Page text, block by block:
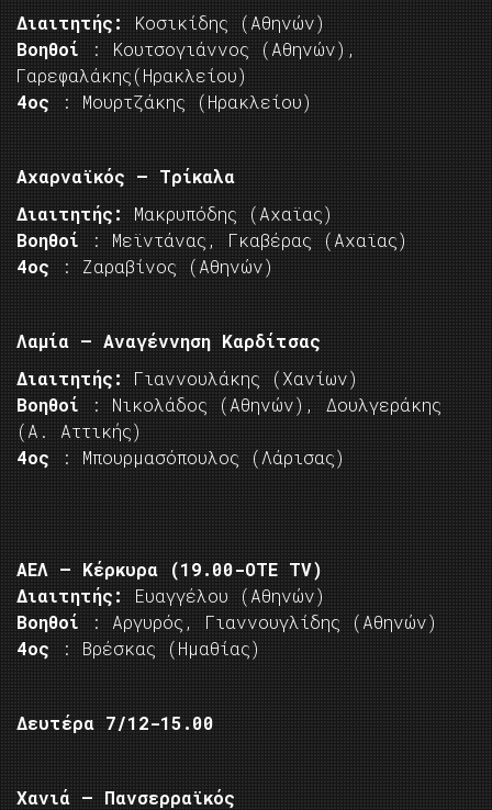
Διαιτητής:
Κοσικίδης (Αθηνών)
Βοηθοί : Κουτσογιάννος (Αθηνών),
Γαρεφαλάκης(Ηρακλείου)
4ος : Μουρτζάκης (Ηρακλείου)
Αχαρναϊκός – Τρίκαλα
Διαιτητής:
Μακρυπόδης (Αχαϊας)
Βοηθοί : Μεϊντάνας, Γκαβέρας (Αχαϊας)
4ος : Ζαραβίνος (Αθηνών)
Λαμία – Αναγέννηση Καρδίτσας
Διαιτητής:
Γιαννουλάκης (Χανίων)
Βοηθοί : Νικολάδος (Αθηνών), Δουλγεράκης
(Α. Αττικής)
4ος : Μπουρμασόπουλος (Λάρισας)
ΑΕΛ – Κέρκυρα (19.00-ΟΤΕ TV)
Διαιτητής:
Ευαγγέλου (Αθηνών)
Βοηθοί : Αργυρός, Γιαννουγλίδης (Αθηνών)
4ος : Βρέσκας (Ημαθίας)
Δευτέρα 7/12-15.00
Χανιά – Πανσερραϊκός